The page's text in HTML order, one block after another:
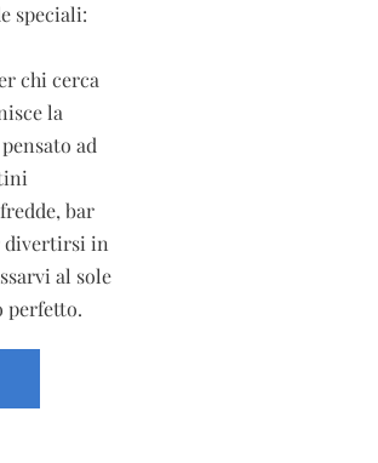
speciali:
chi cerca
la
ad
bar
divertirsi in
al sole
perfetto.